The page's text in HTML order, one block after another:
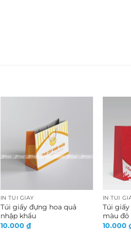
IN TÚI GIẤY
Túi giấy đựng hoa quả
nhập khẩu
10.000 ₫
IN TÚI
Túi
màu đỏ
10.000